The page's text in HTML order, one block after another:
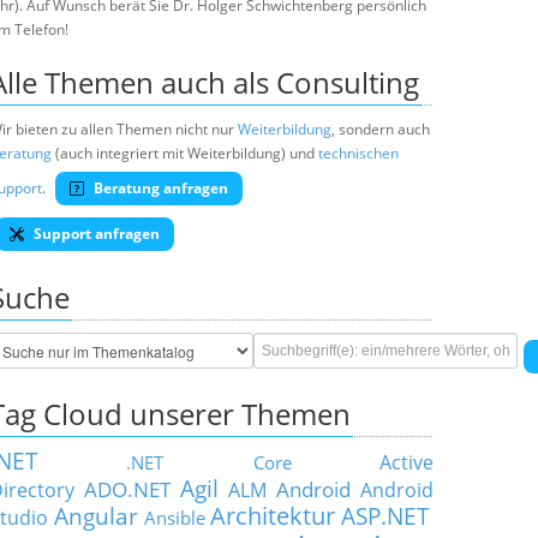
Auf Wunsch berät Sie Dr. Holger Schwichtenberg persönlich
Telefon!
Themen auch als Consulting
bieten zu allen Themen nicht nurWeiterbildung, sondern auch
(auch integriert mit Weiterbildung) undtechnischen
. Beratung anfragen
Support anfragen
Cloud unserer Themen
.NET Core
Active
ADO.NET Agil ALM Android Android
Angular Ansible Architektur ASP.NET